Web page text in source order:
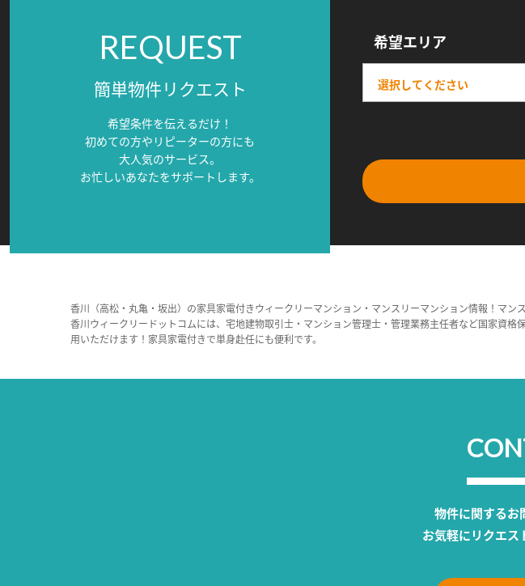
REQUEST
簡単物件リクエスト
希望条件を伝えるだけ！
初めての方やリピーターの方にも
大人気のサービス。
お忙しいあなたをサポートします。
希望エリア
香川（高松・丸亀・坂出）の家具家電付きウィークリーマンション・マンスリーマンション情報！マ
香川ウィークリードットコムには、宅地建物取引士・マンション管理士・管理業務主任者など国家資
用いただけます！家具家電付きで単身赴任にも便利です。
物件に関するお
お気軽にリクエス